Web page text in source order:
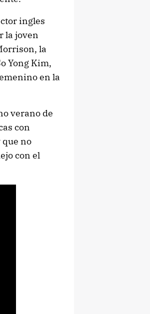
ingles
la joven
la
Yong Kim,
en la
verano de
con
no
con el